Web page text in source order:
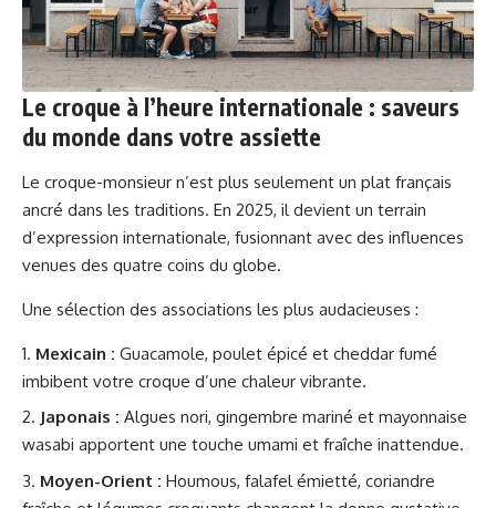
Le croque à l’heure internationale : saveurs
du monde dans votre assiette
Le croque-monsieur n’est plus seulement un plat français
ancré dans les traditions. En 2025, il devient un terrain
d’expression internationale, fusionnant avec des influences
venues des quatre coins du globe.
Une sélection des associations les plus audacieuses :
Mexicain : Guacamole, poulet épicé et cheddar fumé
imbibent votre croque d’une chaleur vibrante.
Japonais : Algues nori, gingembre mariné et mayonnaise
wasabi apportent une touche umami et fraîche inattendue.
Moyen-Orient : Houmous, falafel émietté, coriandre